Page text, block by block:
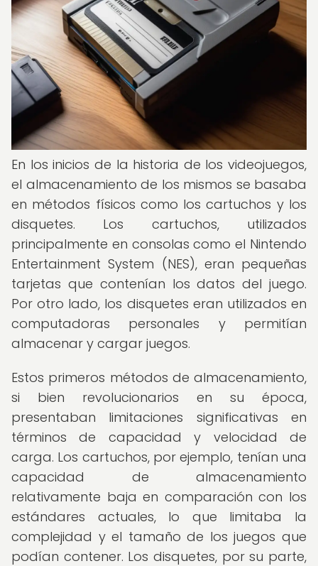
En los inicios de la historia de los videojuegos,
el almacenamiento de los mismos se basaba
en métodos físicos como los cartuchos y los
disquetes. Los cartuchos, utilizados
principalmente en consolas como el Nintendo
Entertainment System (NES), eran pequeñas
tarjetas que contenían los datos del juego.
Por otro lado, los disquetes eran utilizados en
computadoras personales y permitían
almacenar y cargar juegos.
Estos primeros métodos de almacenamiento,
si bien revolucionarios en su época,
presentaban limitaciones significativas en
términos de capacidad y velocidad de
carga. Los cartuchos, por ejemplo, tenían una
capacidad de almacenamiento
relativamente baja en comparación con los
estándares actuales, lo que limitaba la
complejidad y el tamaño de los juegos que
podían contener. Los disquetes, por su parte,